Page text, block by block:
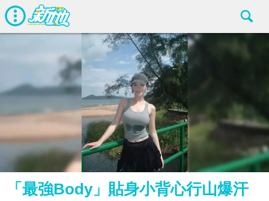
「最強Body」貼身小背心行山爆汗